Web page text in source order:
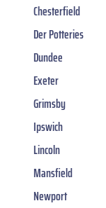
Chesterfield
Der Potteries
Dundee
Exeter
Grimsby
Ipswich
Lincoln
Mansfield
Newport